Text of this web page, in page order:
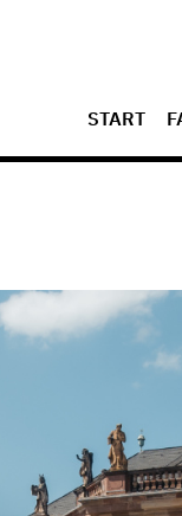
START